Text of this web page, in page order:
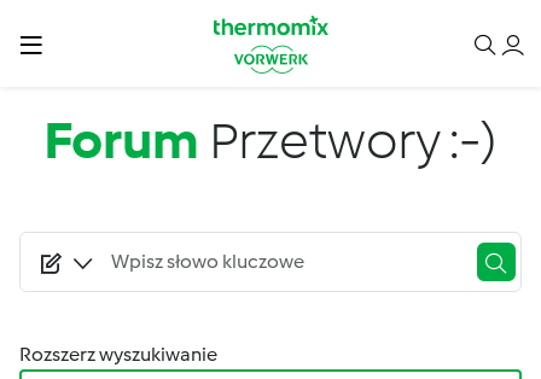
Forum Przetwory :-)
Rozszerz wyszukiwanie